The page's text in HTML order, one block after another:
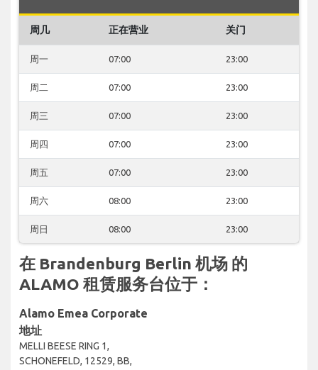
周几 正在营业 关门
周一 07:00 23:00
周二 07:00 23:00
周三 07:00 23:00
周四 07:00 23:00
周五 07:00 23:00
周六 08:00 23:00
周日 08:00 23:00
在 Brandenburg Berlin 机场 的
ALAMO 租赁服务台位于：
Alamo Emea Corporate
地址
MELLI BEESE RING 1,
SCHONEFELD, 12529, BB,